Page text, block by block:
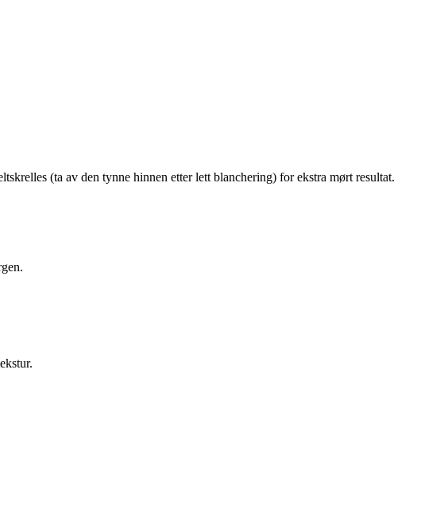
(ta av den tynne hinnen etter lett blanchering) for ekstra mørt resultat.